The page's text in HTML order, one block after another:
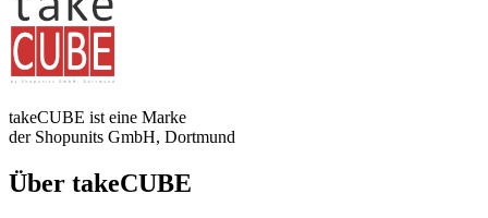
takeCUBE ist eine Marke
der Shopunits GmbH, Dortmund
Über takeCUBE